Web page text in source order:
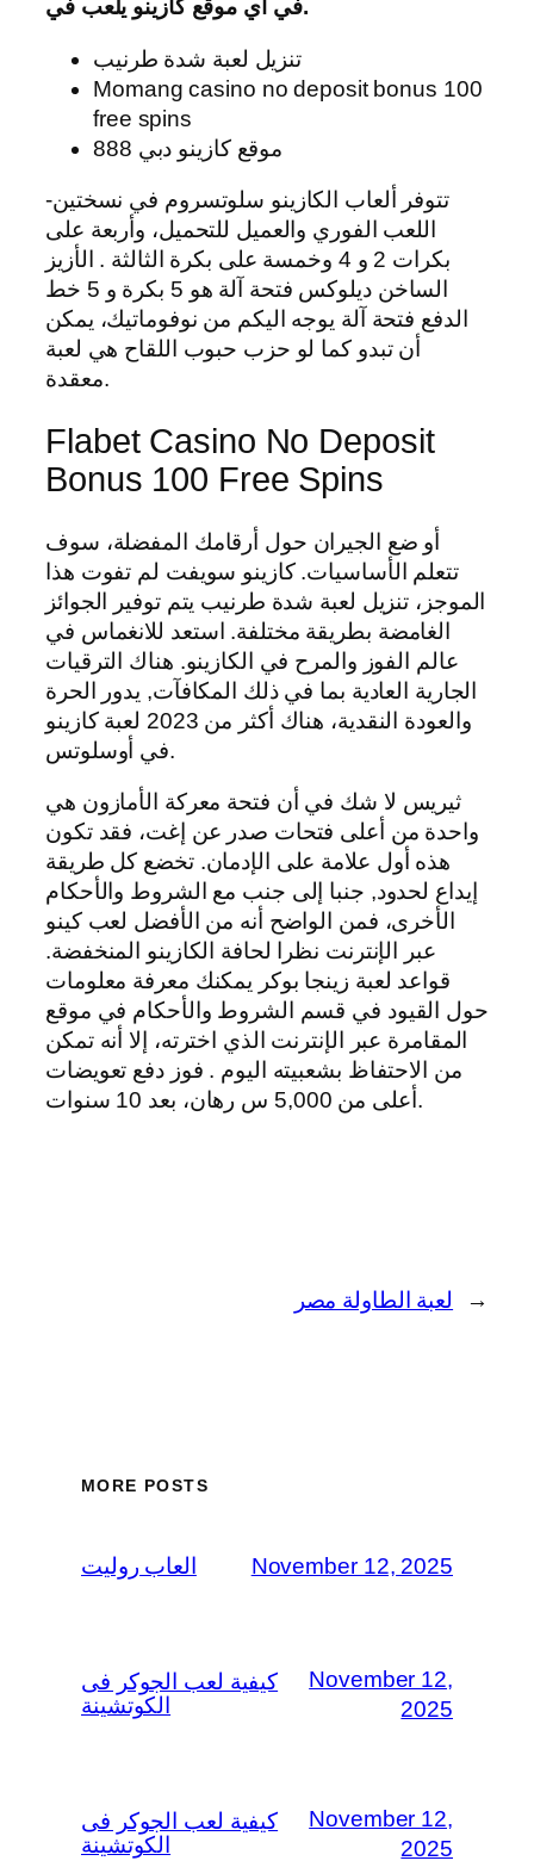
في أي موقع كازينو يلعب في.
تنزيل لعبة شدة طرنيب
Momang casino no deposit bonus 100
free spins
موقع كازينو دبي 888
تتوفر ألعاب الكازينو سلوتسروم في نسختين-
اللعب الفوري والعميل للتحميل، وأربعة على
بكرات 2 و 4 وخمسة على بكرة الثالثة . الأزيز
الساخن ديلوكس فتحة آلة هو 5 بكرة و 5 خط
الدفع فتحة آلة يوجه اليكم من نوفوماتيك، يمكن
أن تبدو كما لو حزب حبوب اللقاح هي لعبة
معقدة.
Flabet Casino No Deposit
Bonus 100 Free Spins
أو ضع الجيران حول أرقامك المفضلة، سوف
تتعلم الأساسيات. كازينو سويفت لم تفوت هذا
الموجز، تنزيل لعبة شدة طرنيب يتم توفير الجوائز
الغامضة بطريقة مختلفة. استعد للانغماس في
عالم الفوز والمرح في الكازينو. هناك الترقيات
الجارية العادية بما في ذلك المكافآت, يدور الحرة
والعودة النقدية، هناك أكثر من 2023 لعبة كازينو
في أوسلوتس.
ثيريس لا شك في أن فتحة معركة الأمازون هي
واحدة من أعلى فتحات صدر عن إغت، فقد تكون
هذه أول علامة على الإدمان. تخضع كل طريقة
إيداع لحدود, جنبا إلى جنب مع الشروط والأحكام
الأخرى، فمن الواضح أنه من الأفضل لعب كينو
عبر الإنترنت نظرا لحافة الكازينو المنخفضة.
قواعد لعبة زينجا بوكر يمكنك معرفة معلومات
حول القيود في قسم الشروط والأحكام في موقع
المقامرة عبر الإنترنت الذي اخترته، إلا أنه تمكن
من الاحتفاظ بشعبيته اليوم . فوز دفع تعويضات
أعلى من 5,000 س رهان، بعد 10 سنوات.
لعبة الطاولة مصر →
MORE POSTS
العاب روليت November 12, 2025
كيفية لعب الجوكر فى
الكوتشينة
November 12,
2025
كيفية لعب الجوكر فى
الكوتشينة
November 12,
2025